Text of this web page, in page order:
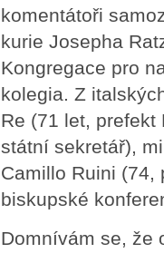
komentátoři
kurie Josepha
Kongregace pro
kolegia. Z
Re (71 let, prefekt
státní sekretář),
Camillo Ruini (74,
biskupské
Domnívám se, že